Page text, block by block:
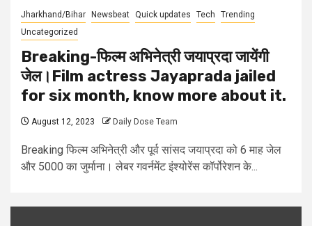
Jharkhand/Bihar Newsbeat Quick updates Tech
Trending
Uncategorized
Breaking-फिल्म अभिनेत्री जयाप्रदा जायेंगी
जेल।Film actress Jayaprada jailed
for six month, know more about it.
August 12, 2023 Daily Dose Team
Breaking फिल्म अभिनेत्री और पूर्व सांसद जयाप्रदा को 6 माह जेल
और 5000 का जुर्माना। लेबर गवर्नमेंट इंश्योरेंस कॉर्पोरेशन के...